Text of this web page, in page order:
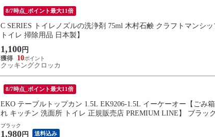
8/7時点_ポイント最大11倍
C SERIES トイレノズルの洗浄剤 75ml 木村石鹸 クラフトマンシ
トイレ 掃除用品 日本製】
1,100 円
10
クッキングクロッカ
8/7時点_ポイント最大11倍
EKO テーブルトップカン 1.5L EK9206-1.5L イーケーオー【ごみ
れ キッチン 洗面所 トイレ 正規販売店 PREMIUM LINE】 ブラック
ブラック
1,980 円 送料込み